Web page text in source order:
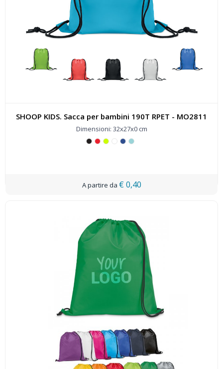
SHOOP KIDS. Sacca per bambini 190T RPET - MO2811
Dimensioni: 32x27x0 cm
€ 0,40